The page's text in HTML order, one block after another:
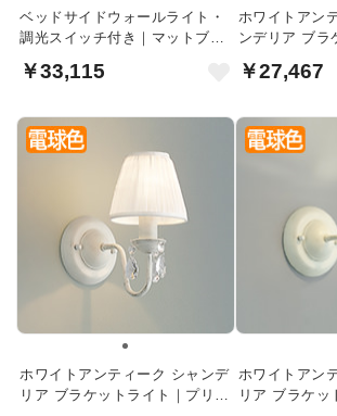
ベッドサイドウォールライト・
調光スイッチ付き｜マットブラ
￥33,115
ホワイトアン
ンデリア ブラ
￥27,467
ホワイトアンティーク シャンデ
リア ブラケットライト｜プリー
ホワイトアン
リア ブラケッ